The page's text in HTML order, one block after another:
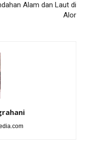
Alam dan Laut di
Alor